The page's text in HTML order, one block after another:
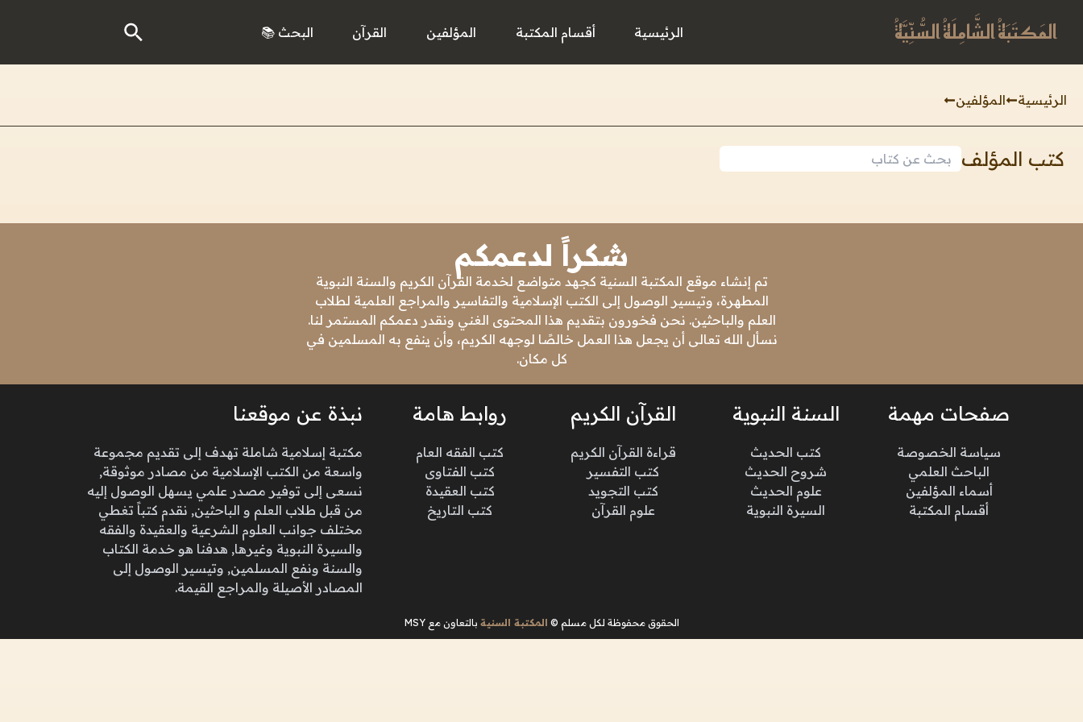
المَكتَبَةُ الشَّامِلَةُ السُّنِّيَّةُ الرئيسية أقسام المكتبة المؤلفين القرآن البحث 📚
الرئيسية المؤلفين
كتب المؤلف
شكراً لدعمكم
تم إنشاء موقع المكتبة السنية كجهد متواضع لخدمة القرآن الكريم والسنة النبوية
المطهرة، وتيسير الوصول إلى الكتب الإسلامية والتفاسير والمراجع العلمية لطلاب
العلم والباحثين. نحن فخورون بتقديم هذا المحتوى الغني ونقدر دعمكم المستمر لنا.
نسأل الله تعالى أن يجعل هذا العمل خالصًا لوجهه الكريم، وأن ينفع به المسلمين في
كل مكان.
صفحات مهمة
سياسة الخصوصة
الباحث العلمي
أسماء المؤلفين
أقسام المكتبة
السنة النبوية
كتب الحديث
شروح الحديث
علوم الحديث
السيرة النبوية
القرآن الكريم
قراءة القرآن الكريم
كتب التفسير
كتب التجويد
علوم القرآن
روابط هامة
كتب الفقه العام
كتب الفتاوى
كتب العقيدة
كتب التاريخ
نبذة عن موقعنا
مكتبة إسلامية شاملة تهدف إلى تقديم مجموعة
واسعة من الكتب الإسلامية من مصادر موثوقة,
نسعى إلى توفير مصدر علمي يسهل الوصول إليه
من قبل طلاب العلم و الباحثين, نقدم كتباً تغطي
مختلف جوانب العلوم الشرعية والعقيدة والفقه
والسيرة النبوية وغيرها, هدفنا هو خدمة الكتاب
والسنة ونفع المسلمين, وتيسير الوصول إلى
المصادر الأصيلة والمراجع القيمة.
الحقوق محفوظة لكل مسلم © المكتبة السنية بالتعاون مع MSY